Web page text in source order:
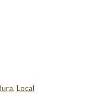
, Local